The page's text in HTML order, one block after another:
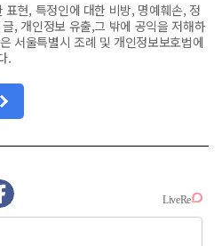
현, 특정인에 대한 비방, 명예훼손, 정
, 개인정보 유출,그 밖에 공익을 저해하
서울특별시 조례 및 개인정보보호법에
.